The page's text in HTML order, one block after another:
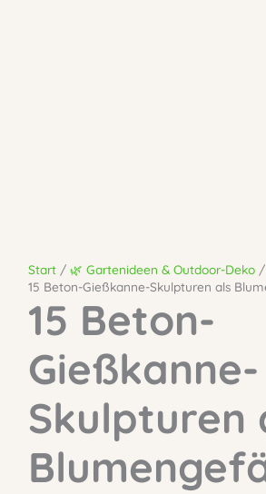
Start
🌿 Gartenideen & Outdoor-Deko
15 Beton-Gießkanne-Skulpturen als
15 Beton-
Gießkanne-
Skulpturen